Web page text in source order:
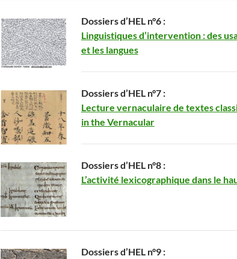
Dossiers d’HEL n°6 :
Linguistiques d’intervention : des
et les langues
Dossiers d’HEL n°7 :
Lecture vernaculaire de textes
in the Vernacular
Dossiers d’HEL n°8 :
L’activité lexicographique dans le
Dossiers d’HEL n°9 :